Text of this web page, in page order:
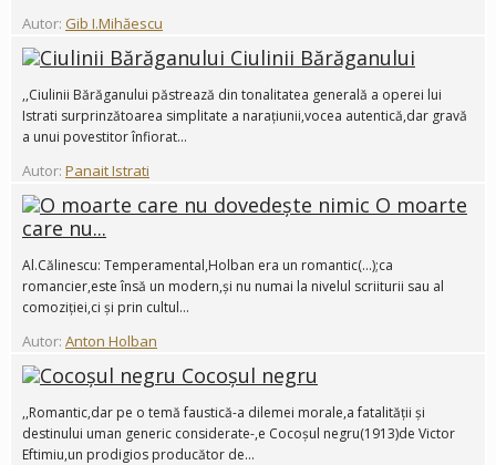
Autor: Gib I.Mihăescu
Ciulinii Bărăganului
,,Ciulinii Bărăganului păstrează din tonalitatea generală a operei lui
Istrati surprinzătoarea simplitate a narațiunii,vocea autentică,dar gravă
a unui povestitor înfiorat...
Autor: Panait Istrati
O moarte
care nu...
Al.Călinescu: Temperamental,Holban era un romantic(...);ca
romancier,este însă un modern,și nu numai la nivelul scriiturii sau al
comoziției,ci și prin cultul...
Autor: Anton Holban
Cocoșul negru
,,Romantic,dar pe o temă faustică-a dilemei morale,a fatalității și
destinului uman generic considerate-,e Cocoșul negru(1913)de Victor
Eftimiu,un prodigios producător de...